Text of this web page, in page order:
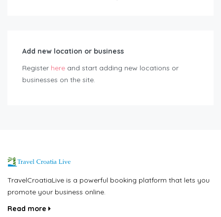
Add new location or business
Register here and start adding new locations or
businesses on the site.
TravelCroatiaLive is a powerful booking platform that lets you
promote your business online.
Read more